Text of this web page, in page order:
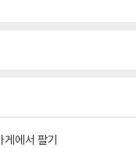
게에서 팔기